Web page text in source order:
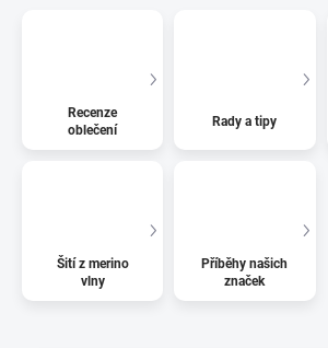
Recenze
oblečení
Rady a tipy
Šití z merino
vlny
Příběhy našich
značek